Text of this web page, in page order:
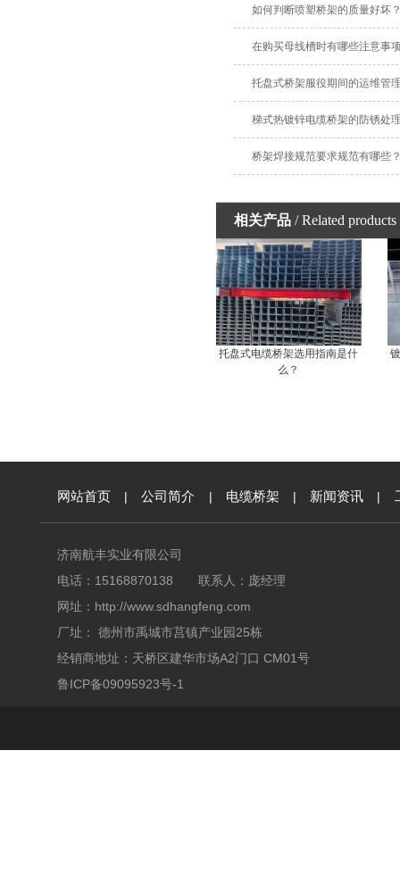
如何判断喷塑桥架的质量好坏
在购买母线槽时有哪些注意事
托盘式桥架服役期间的运维管
梯式热镀锌电缆桥架的防锈处
桥架焊接规范要求规范有哪些
相关产品 / Related products
托盘式电缆桥架选用指南是什
么？
网站首页 | 公司简介 | 电缆桥架 | 新闻资讯 |
济南航丰实业有限公司
电话：15168870138 联系人：庞经理
网址： http://www.sdhangfeng.com
厂址： 德州市禹城市莒镇产业园25栋
经销商地址：天桥区建华市场A2门口 CM01号
鲁ICP备09095923号-1